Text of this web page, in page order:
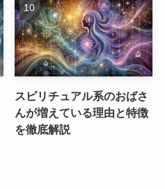
スピリチュアル系のおばさ
んが増えている理由と特徴
を徹底解説